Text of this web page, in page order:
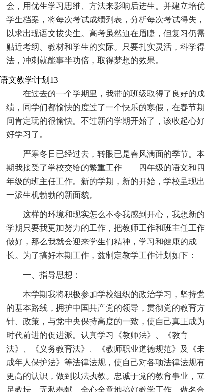
会，用优生学习思维、方法来影响后进生。并建立培优
学生档案，将每次考试成绩列表，分析每次考试得失，
以求出现语文拔尖生。高考虽然迫在眉睫，但复习仍需
贴近考纲、教材和学生的实际。只要扎实灵活，科学得
法，冲刺就能事半功倍，取得梦想的效果。
语文教学计划13
在过去的一个学期里，我带的班级取得了良好的成
绩，同学们都愉快的度过了一个快乐的寒假，在春节期
间肯定玩的很愉快。不过新的学期开始了，该收起心好
好学习了。
严寒冬日已经过去，转眼已是春风满面的季节。本
期我接受了学校交给的繁重工作——四年级的语文和四
年级的班主任工作。新的学期，新的开始，学校呈现出
一派生机勃勃的新面貌。
这样的环境和现实怎么不令我感到开心，我想新的
学期只要我更加努力的工作，把教师工作和班主任工作
做好，那么我就会迎来学生们精神，学习和健康的成
长。为了搞好本期工作，兹制定教学工作计划如下：
一、指导思想：
本学期我将积极参加学校组织的政治学习，坚持党
的基本路线，拥护中国共产党的领导，贯彻党的教育方
针、政策，与党中央保持高度的一致，使自己真正成为
时代前进的促进派。认真学习《教师法》、《教育
法》、《义务教育法》、《教师职业道德规范》及《未
成年人保护法》等法律法规，使自己对各项法律法规有
更高的认识，做到以法执教。忠诚于党的教育事业，立
足教坛，无私奉献，全心全意地搞好教学工作，做名合